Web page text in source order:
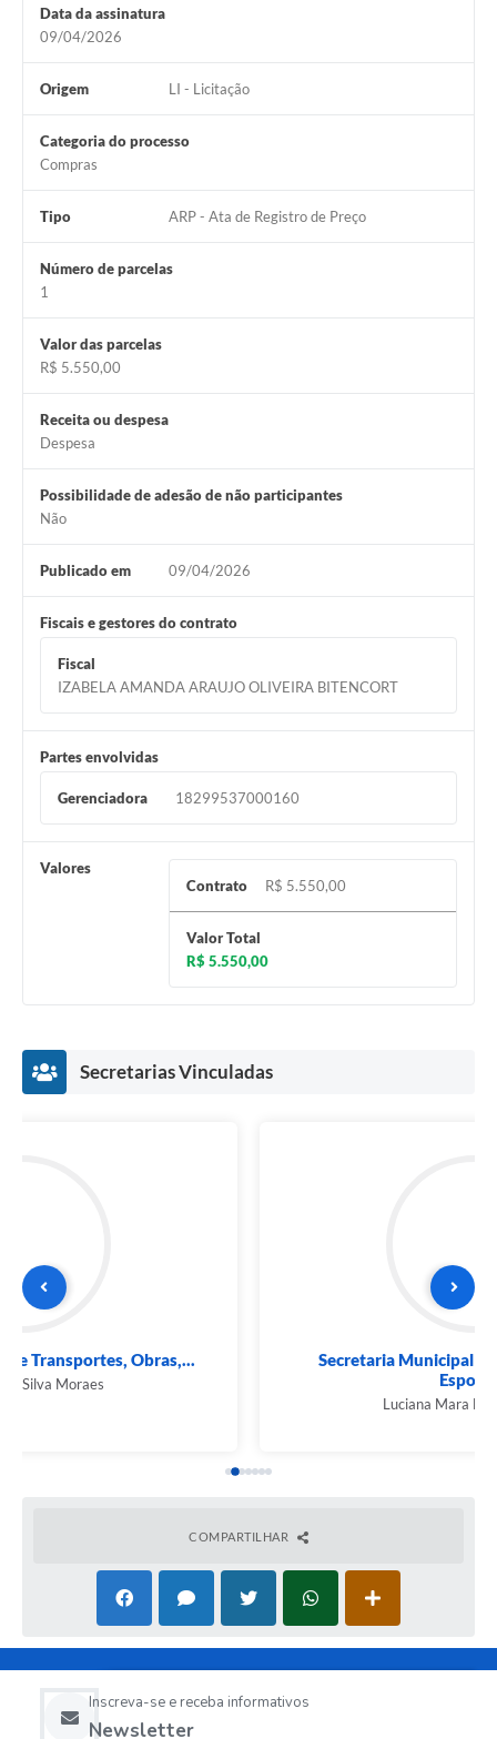
Data da assinatura
09/04/2026
Origem LI - Licitação
Categoria do processo
Compras
Tipo ARP - Ata de Registro de Preço
Número de parcelas
1
Valor das parcelas
R$ 5.550,00
Receita ou despesa
Despesa
Possibilidade de adesão de não participantes
Não
Publicado em 09/04/2026
Fiscais e gestores do contrato
Fiscal
IZABELA AMANDA ARAUJO OLIVEIRA BITENCORT
Partes envolvidas
Gerenciadora 18299537000160
Valores
Contrato
R$ 5.550,00
Valor Total
R$ 5.550,00
Secretarias Vinculadas
Secretaria Municipal de Turismo, Cultura,
COMPARTILHAR
Newsletter
Inscreva-se e receba informativos